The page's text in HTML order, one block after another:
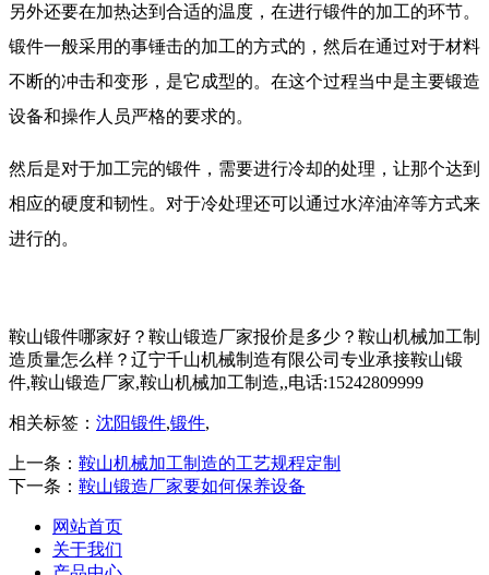
另外还要在加热达到合适的温度，在进行锻件的加工的环节。
锻件一般采用的事锤击的加工的方式的，然后在通过对于材料
不断的冲击和变形，是它成型的。在这个过程当中是主要锻造
设备和操作人员严格的要求的。
然后是对于加工完的锻件，需要进行冷却的处理，让那个达到
相应的硬度和韧性。对于冷处理还可以通过水淬油淬等方式来
进行的。
鞍山锻件哪家好？鞍山锻造厂家报价是多少？鞍山机械加工制
造质量怎么样？辽宁千山机械制造有限公司专业承接鞍山锻
件,鞍山锻造厂家,鞍山机械加工制造,,电话:15242809999
相关标签： 沈阳锻件,锻件,
上一条： 鞍山机械加工制造的工艺规程定制
下一条： 鞍山锻造厂家要如何保养设备
网站首页
关于我们